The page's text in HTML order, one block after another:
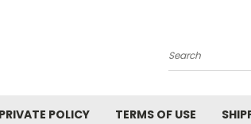
Search
PRIVATE POLICY TERMS OF USE